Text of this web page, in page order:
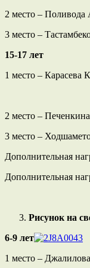
2 место –
3 место –
15-17 лет
1 место – Карасева
2 место –
3 место –
Дополнительная
Дополнительная
Рисунок на
6-9 лет
1 место –